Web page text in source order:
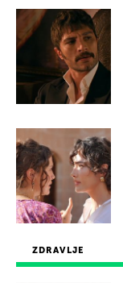
ZDRAVLJE